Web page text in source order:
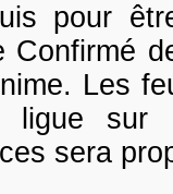
pour
Confirmé
Les
sur
sera